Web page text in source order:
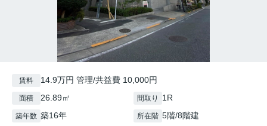
賃料 14.9万円 管理/共益費 10,000円
面積 26.89㎡ 間取り 1R
築年数 築16年 所在階 5階/8階建